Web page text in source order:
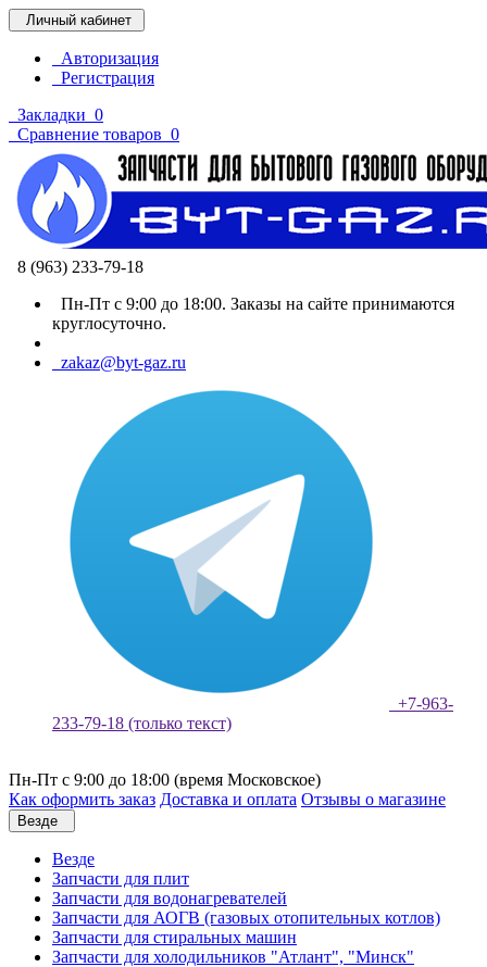
Личный кабинет
Авторизация
Регистрация
Закладки 0
Сравнение товаров 0
8 (963) 233-79-18
Пн-Пт с 9:00 до 18:00. Заказы на сайте принимаются
круглосуточно.
zakaz@byt-gaz.ru
+7-963-
233-79-18 (только текст)
Пн-Пт с 9:00 до 18:00 (время Московское)
Как оформить заказ Доставка и оплата Отзывы о магазине
Везде
Везде
Запчасти для плит
Запчасти для водонагревателей
Запчасти для АОГВ (газовых отопительных котлов)
Запчасти для стиральных машин
Запчасти для холодильников "Атлант", "Минск"